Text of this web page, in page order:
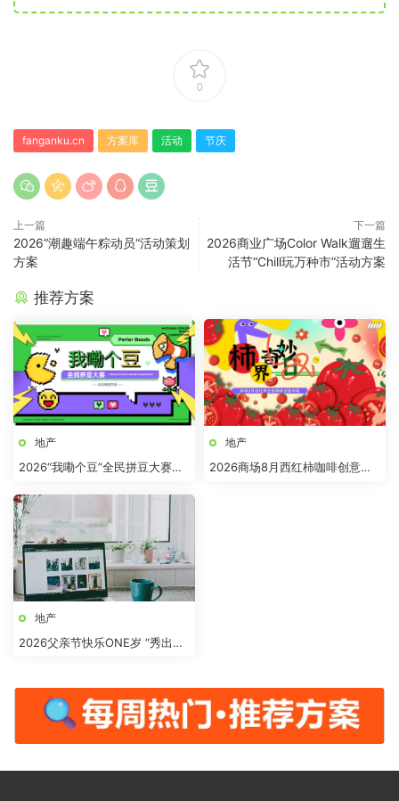
0
fanganku.cn 方案库 活动 节庆
上一篇
2026“潮趣端午粽动员“活动策划
方案
下一篇
2026商业广场Color Walk遛遛生
活节“Chill玩万种市”活动方案
推荐方案
地产
2026“我嘞个豆”全民拼豆大赛主
地产
2026商场8月西红柿咖啡创意市
地产
2026父亲节快乐ONE岁 “秀出爸